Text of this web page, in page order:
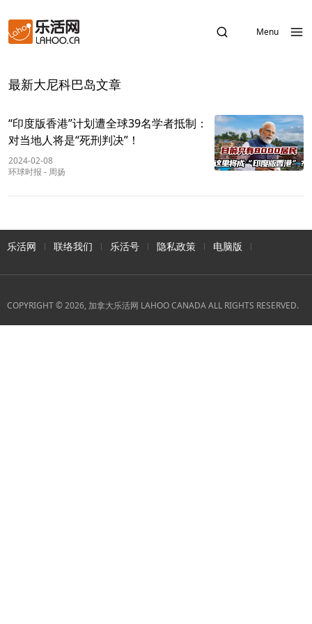
Menu
最新大尼科巴岛文章
“印度版香港”计划遭全球39名学者抵制：
对当地人将是“死刑判决”！
2024-02-08
环球时报 - 周扬
乐活网 联络我们 乐活号 隐私政策 电脑版
COPYRIGHT © 2026, 加拿大乐活网 LAHOO CANADA ALL RIGHTS RESERVED.